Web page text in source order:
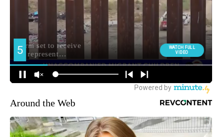
Around the Web